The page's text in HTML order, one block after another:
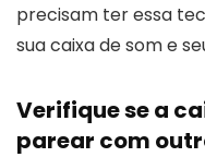
precisam ter essa
sua caixa de som e
Verifique se a
parear com